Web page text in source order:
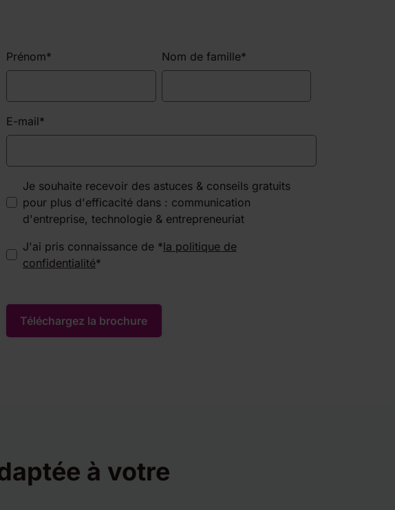
Prénom* Nom de famille*
E-mail*
Je souhaite recevoir des astuces & conseils gratuits
pour plus d'efficacité dans : communication
d'entreprise, technologie & entrepreneuriat
J'ai pris connaissance de *la politique de
confidentialité*
à votre